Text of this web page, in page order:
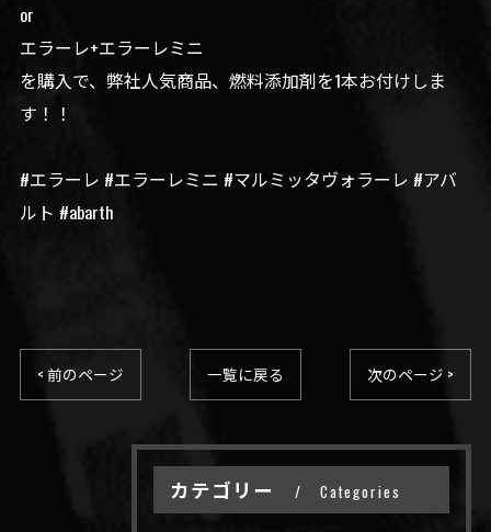
or
エラーレ+エラーレミニ
を購入で、弊社人気商品、燃料添加剤を1本お付けしま
す！！
#エラーレ #エラーレミニ #マルミッタヴォラーレ #アバ
ルト #abarth
< 前のページ 一覧に戻る 次のページ >
カテゴリー Categories